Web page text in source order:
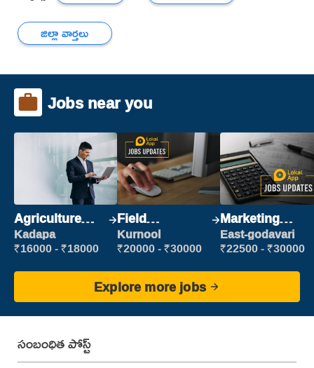
జిల్లా వార్తలు
Jobs near you
Agriculture
Labour
Kadapa
₹16000 - ₹18000
Field
Marketing
Executive
Kurnool
₹20000 - ₹30000
Marketing
Executive
East-godavari
₹22500 - ₹30000
Explore more jobs
సంబంధిత పోస్ట్